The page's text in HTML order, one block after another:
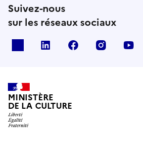
Suivez-nous
sur les réseaux sociaux
linkedin facebook instagram
MINISTÈRE
DE LA CULTURE